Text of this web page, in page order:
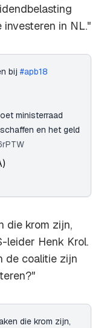
in NL."
bij #apb18
ministerraad
en het geld
die krom zijn,
leider Henk Krol.
de coalitie zijn
die krom zijn,